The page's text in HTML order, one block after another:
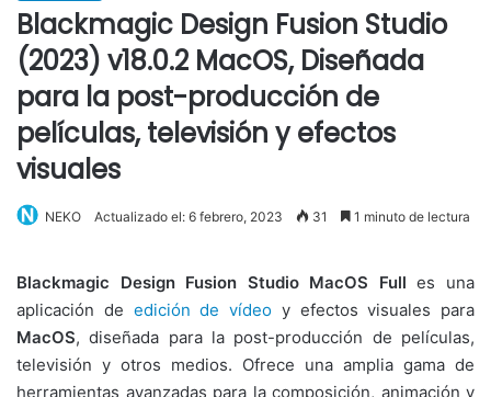
Blackmagic Design Fusion Studio
(2023) v18.0.2 MacOS, Diseñada
para la post-producción de
películas, televisión y efectos
visuales
NEKO Actualizado el: 6 febrero, 2023 31 1 minuto de lectura
Blackmagic Design Fusion Studio MacOS Full es una
aplicación de edición de vídeo y efectos visuales para
MacOS, diseñada para la post-producción de películas,
televisión y otros medios. Ofrece una amplia gama de
herramientas avanzadas para la composición, animación y